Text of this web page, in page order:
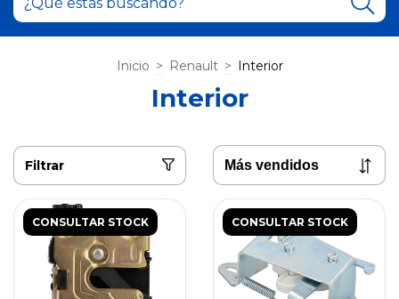
Inicio > Renault > Interior
Interior
Filtrar
CONSULTAR STOCK CONSULTAR STOCK